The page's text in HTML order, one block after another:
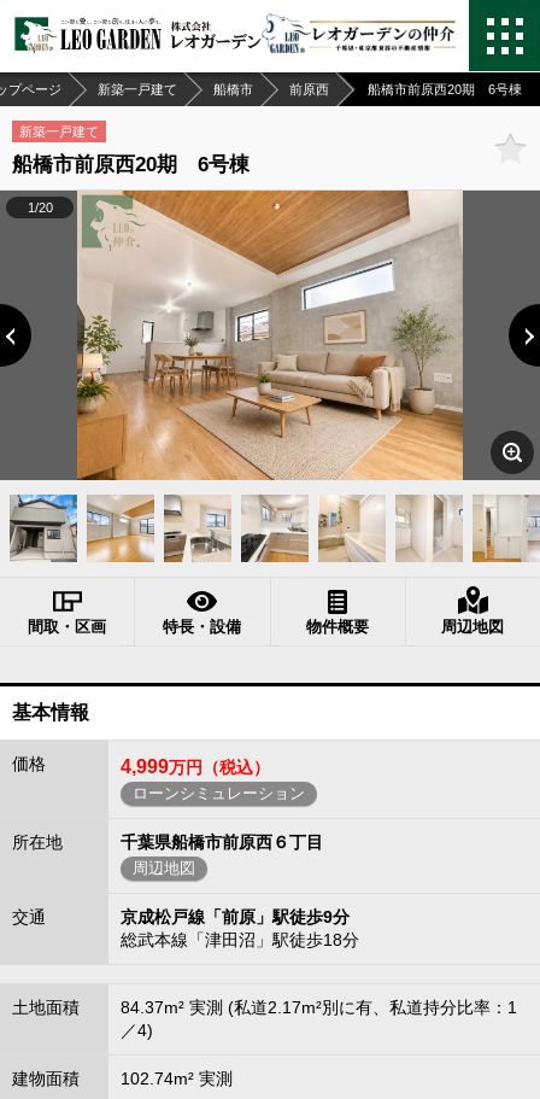
プページ 新築一戸建て 船橋市 前原西 船橋市前原西20期 6号棟
新築一戸建て
船橋市前原西20期 6号棟
1/20
間取・区画 特長・設備 物件概要 周辺地図
基本情報
価格 4,999万円（税込）
ローンシミュレーション
所在地 千葉県船橋市前原西６丁目
周辺地図
交通
京成松戸線「前原」駅徒歩9分
総武本線「津田沼」駅徒歩18分
土地面積
84.37m² 実測 (私道2.17m²別に有、私道持分比率：1
／4)
建物面積 102.74m² 実測